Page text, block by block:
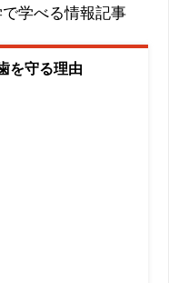
学べる情報記事
を守る理由